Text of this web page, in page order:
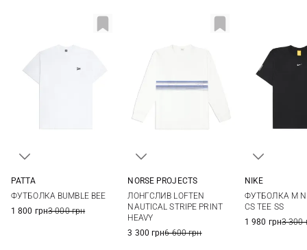
PATTA
ФУТБОЛКА BUMBLE BEE
1 800 грн3 000 грн
NORSE PROJECTS
ЛОНГСЛИВ LOFTEN
NAUTICAL STRIPE PRINT
HEAVY
3 300 грн6 600 грн
NIKE
ФУТБОЛКА M
CS TEE SS
1 980 грн3 300